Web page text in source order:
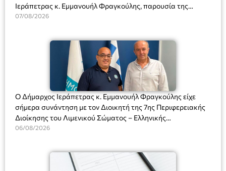
Ιεράπετρας κ. Εμμανουήλ Φραγκούλης, παρουσία της
Διευθύντριας του σχολείου κας Μαριάννας Χαΐτα.
07/08/2026
Ο Δήμαρχος Ιεράπετρας κ. Εμμανουήλ Φραγκούλης είχε
σήμερα συνάντηση με τον Διοικητή της 7ης Περιφερειακής
Διοίκησης του Λιμενικού Σώματος – Ελληνικής
Ακτοφυλακής (Λ.Σ.-ΕΛ.ΑΚΤ.), Αρχιπλοίαρχο Λ.Σ. κ. Ιωάννη
06/08/2026